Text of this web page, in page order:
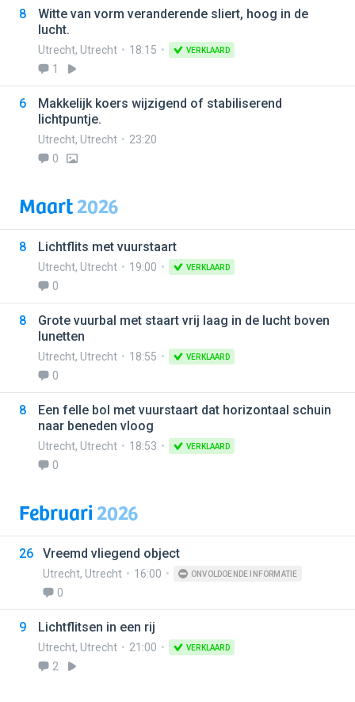
8
Witte van vorm veranderende sliert, hoog in de
lucht.
Utrecht, Utrecht 18:15 VERKLAARD
1
6
Makkelijk koers wijzigend of stabiliserend
lichtpuntje.
Utrecht, Utrecht
23:20
0
Maart2026
8 Lichtflits met vuurstaart
Utrecht, Utrecht 19:00 VERKLAARD
0
8
Grote vuurbal met staart vrij laag in de lucht boven
lunetten
Utrecht, Utrecht 18:55 VERKLAARD
0
8
Een felle bol met vuurstaart dat horizontaal schuin
naar beneden vloog
Utrecht, Utrecht 18:53 VERKLAARD
0
Februari2026
26 Vreemd vliegend object
Utrecht, Utrecht 16:00 ONVOLDOENDE INFORMATIE
0
9 Lichtflitsen in een rij
Utrecht, Utrecht 21:00 VERKLAARD
2